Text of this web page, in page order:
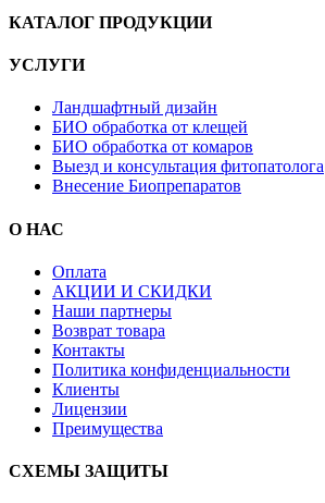
КАТАЛОГ ПРОДУКЦИИ
УСЛУГИ
Ландшафтный дизайн
БИО обработка от клещей
БИО обработка от комаров
Выезд и консультация фитопатолога
Внесение Биопрепаратов
О НАС
Оплата
АКЦИИ И СКИДКИ
Наши партнеры
Возврат товара
Контакты
Политика конфиденциальности
Клиенты
Лицензии
Преимущества
СХЕМЫ ЗАЩИТЫ